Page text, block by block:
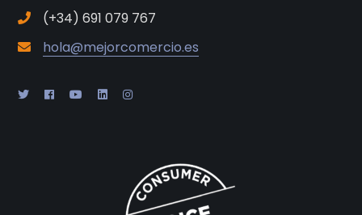
(+34) 691 079 767
hola@mejorcomercio.es